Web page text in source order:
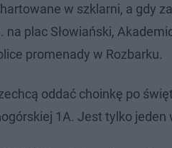
w szklarni, a gdy
na plac Słowiański,
promenady w Rozbarku.
oddać choinkę po
1A. Jest tylko